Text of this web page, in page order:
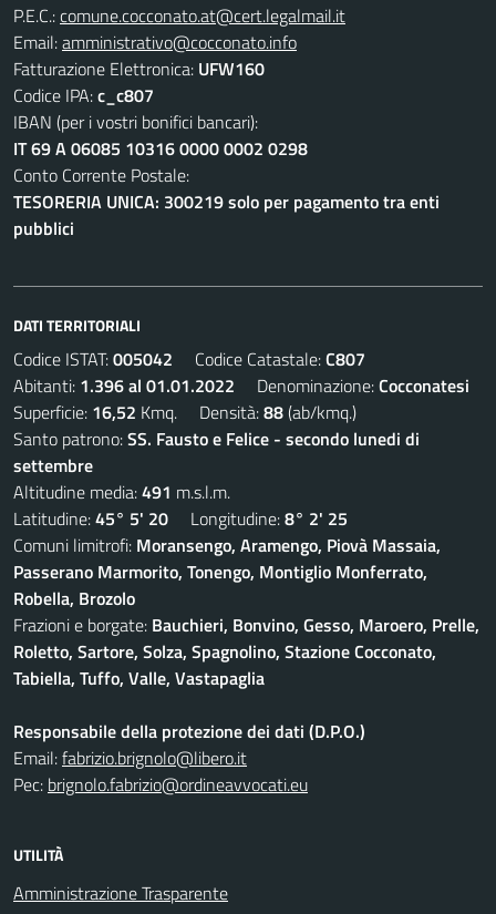
P.E.C.:comune.cocconato.at@cert.legalmail.it
Email:amministrativo@cocconato.info
Fatturazione Elettronica: UFW160
Codice IPA:c_c807
IBAN (per i vostri bonifici bancari):
IT 69 A 06085 10316 0000 0002 0298
Conto Corrente Postale:
TESORERIA UNICA: 300219 solo per pagamento tra enti
pubblici
DATI TERRITORIALI
Codice ISTAT:005042 Codice Catastale:C807
Abitanti: 1.396 al 01.01.2022 Denominazione:Cocconatesi
Superficie: 16,52 Kmq. Densità:88(ab/kmq.)
Santo patrono:SS. Fausto e Felice - secondo lunedi di
settembre
Altitudine media:491 m.s.l.m.
Latitudine:45° 5' 20 Longitudine:8° 2' 25
Comuni limitrofi: Moransengo, Aramengo, Piovà Massaia,
Passerano Marmorito, Tonengo, Montiglio Monferrato,
Robella, Brozolo
Frazioni e borgate: Bauchieri, Bonvino, Gesso, Maroero, Prelle,
Roletto, Sartore, Solza, Spagnolino, Stazione Cocconato,
Tabiella, Tuffo, Valle, Vastapaglia
Responsabile della protezione dei dati (D.P.O.)
Email:fabrizio.brignolo@libero.it
Pec: brignolo.fabrizio@ordineavvocati.eu
UTILITÀ
Amministrazione Trasparente